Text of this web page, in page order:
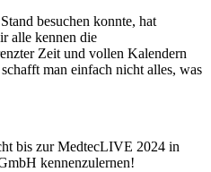
besuchen konnte, hat
alle kennen die
Zeit und vollen Kalendern
man einfach nicht alles, was
bis zur MedtecLIVE 2024 in
kennenzulernen!